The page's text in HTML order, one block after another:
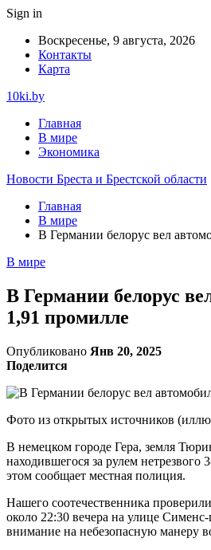
Sign in
Воскресенье, 9 августа, 2026
Контакты
Карта
10ki.by
Главная
В мире
Экономика
Новости Бреста и Брестской области
Главная
В мире
В Германии белорус вел
В мире
В Германии белорус
1,91 промилле
Опубликовано Янв 20, 2025
Поделится
Фото из открытых источников
В немецком городе Гера, земля
находившегося за рулем нетрезвого
этом сообщает местная полиция.
Нашего соотечественника
около 22:30 вечера на улице Сименс-
внимание на небезопасную манеру